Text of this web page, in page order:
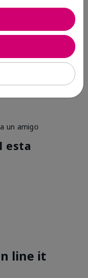
Lip
and the gloss
very long. Had to
un amigo
esta
line it